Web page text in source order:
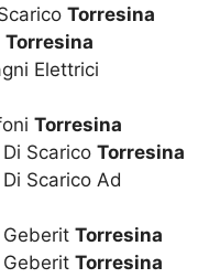
Torresina
Torresina
Elettrici
Torresina
Scarico Torresina
Scarico Ad
Torresina
Torresina